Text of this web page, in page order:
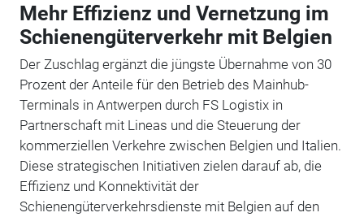
Mehr Effizienz und Vernetzung im
Schienengüterverkehr mit Belgien
Der Zuschlag ergänzt die jüngste Übernahme von 30
Prozent der Anteile für den Betrieb des Mainhub-
Terminals in Antwerpen durch FS Logistix in
Partnerschaft mit Lineas und die Steuerung der
kommerziellen Verkehre zwischen Belgien und Italien.
Diese strategischen Initiativen zielen darauf ab, die
Effizienz und Konnektivität der
Schienengüterverkehrsdienste mit Belgien auf den